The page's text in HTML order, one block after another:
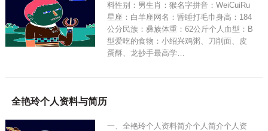
料性别：男生肖：猴名字拼音：WeiCuiRu
星座：白羊座网名：昏睡打毛巾身高：184
公分民族：彝族体重：62公斤个人血型：B
型爱吃的食物：小绍兴鸡粥、刀削面、皮
蛋酥、龙抄手最高学…
全艳玲个人资料与简历
一、全艳玲个人资料简介个人简介个人资